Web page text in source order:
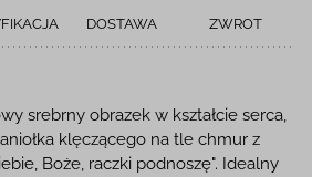
DOSTAWA ZWROT
srebrny obrazek w kształcie serca,
klęczącego na tle chmur z
Boże, raczki podnoszę". Idealny